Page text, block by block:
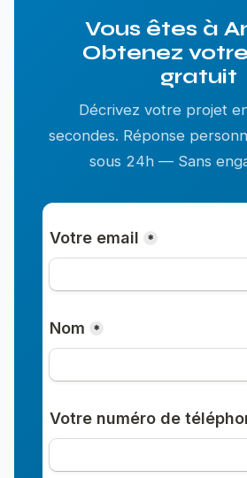
Vous êtes à
Obtenez
gratuit
Décrivez votre projet
secondes. Réponse
sous 24h — Sans